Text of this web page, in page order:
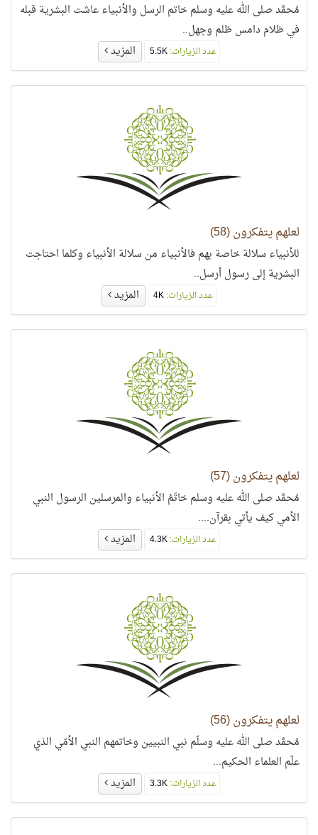
مُحمَّد صلى الله عليه وسلم خاتم الرسل والأنبياء عاشت البشرية قبله
في ظلام دامس ظلم وجهل..
عدد الزيارات: المزيد
لعلهم يتفكرون (58)
للأنبياء سلالة خاصة بهم فالأنبياء من سلالة الأنبياء وكلما احتاجت
البشرية إلى رسول أرسل..
عدد الزيارات: المزيد
لعلهم يتفكرون (57)
مُحمَّد صلى الله عليه وسلم خاتَمُ الأنبياء والمرسلين الرسول النبي
الأمي كيف يأتي بقرآن....
عدد الزيارات: المزيد
لعلهم يتفكرون (56)
مُحمَّد صلى الله عليه وسلّم نبي النبيين وخاتمهم النبي الأمّي الذي
علّم العلماء الحكيم...
عدد الزيارات: المزيد